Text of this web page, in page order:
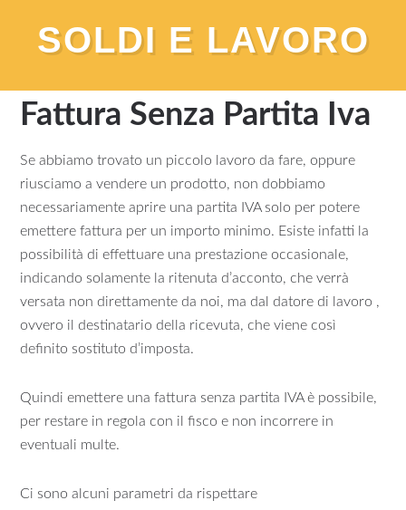
SOLDI E LAVORO
Fattura Senza Partita Iva
Se abbiamo trovato un piccolo lavoro da fare, oppure
riusciamo a vendere un prodotto, non dobbiamo
necessariamente aprire una partita IVA solo per potere
emettere fattura per un importo minimo. Esiste infatti la
possibilità di effettuare una prestazione occasionale,
indicando solamente la ritenuta d’acconto, che verrà
versata non direttamente da noi, ma dal datore di lavoro ,
ovvero il destinatario della ricevuta, che viene così
definito sostituto d’imposta.
Quindi emettere una fattura senza partita IVA è possibile,
per restare in regola con il fisco e non incorrere in
eventuali multe.
Ci sono alcuni parametri da rispettare